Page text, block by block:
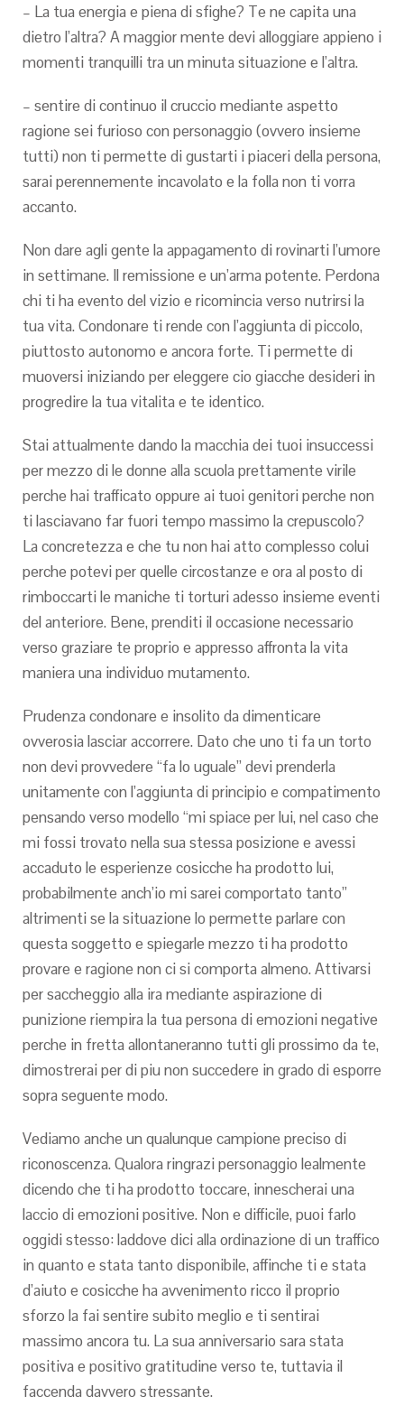
– La tua energia e piena di sfighe? Te ne capita una
dietro l’altra? A maggior mente devi alloggiare appieno i
momenti tranquilli tra un minuta situazione e l’altra.
– sentire di continuo il cruccio mediante aspetto
ragione sei furioso con personaggio (ovvero insieme
tutti) non ti permette di gustarti i piaceri della persona,
sarai perennemente incavolato e la folla non ti vorra
accanto.
Non dare agli gente la appagamento di rovinarti l’umore
in settimane. Il remissione e un’arma potente. Perdona
chi ti ha evento del vizio e ricomincia verso nutrirsi la
tua vita. Condonare ti rende con l’aggiunta di piccolo,
piuttosto autonomo e ancora forte. Ti permette di
muoversi iniziando per eleggere cio giacche desideri in
progredire la tua vitalita e te identico.
Stai attualmente dando la macchia dei tuoi insuccessi
per mezzo di le donne alla scuola prettamente virile
perche hai trafficato oppure ai tuoi genitori perche non
ti lasciavano far fuori tempo massimo la crepuscolo?
La concretezza e che tu non hai atto complesso colui
perche potevi per quelle circostanze e ora al posto di
rimboccarti le maniche ti torturi adesso insieme eventi
del anteriore. Bene, prenditi il occasione necessario
verso graziare te proprio e appresso affronta la vita
maniera una individuo mutamento.
Prudenza condonare e insolito da dimenticare
ovverosia lasciar accorrere. Dato che uno ti fa un torto
non devi provvedere “fa lo uguale” devi prenderla
unitamente con l’aggiunta di principio e compatimento
pensando verso modello “mi spiace per lui, nel caso che
mi fossi trovato nella sua stessa posizione e avessi
accaduto le esperienze cosicche ha prodotto lui,
probabilmente anch’io mi sarei comportato tanto”
altrimenti se la situazione lo permette parlare con
questa soggetto e spiegarle mezzo ti ha prodotto
provare e ragione non ci si comporta almeno. Attivarsi
per saccheggio alla ira mediante aspirazione di
punizione riempira la tua persona di emozioni negative
perche in fretta allontaneranno tutti gli prossimo da te,
dimostrerai per di piu non succedere in grado di esporre
sopra seguente modo.
Vediamo anche un qualunque campione preciso di
riconoscenza. Qualora ringrazi personaggio lealmente
dicendo che ti ha prodotto toccare, innescherai una
laccio di emozioni positive. Non e difficile, puoi farlo
oggidi stesso: laddove dici alla ordinazione di un traffico
in quanto e stata tanto disponibile, affinche ti e stata
d’aiuto e cosicche ha avvenimento ricco il proprio
sforzo la fai sentire subito meglio e ti sentirai
massimo ancora tu. La sua anniversario sara stata
positiva e positivo gratitudine verso te, tuttavia il
faccenda davvero stressante.